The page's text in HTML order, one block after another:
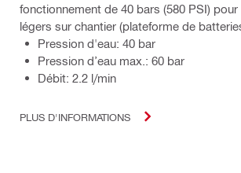
fonctionnement de 40 bars (580 PSI)
légers sur chantier (plateforme de
Pression d'eau: 40 bar
Pression d’eau max.: 60 bar
Débit: 2.2 l/min
PLUS D'INFORMATIONS